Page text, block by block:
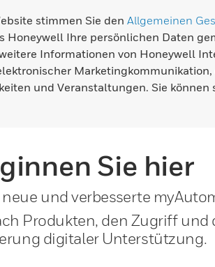
stimmen Sie den Allgemeinen
Honeywell Ihre persönlichen Daten
Informationen von Honeywell
und Veranstaltungen. Sie können
Sie hier
und verbesserte
Produkten, den Zugriff
digitaler Unterstützung.